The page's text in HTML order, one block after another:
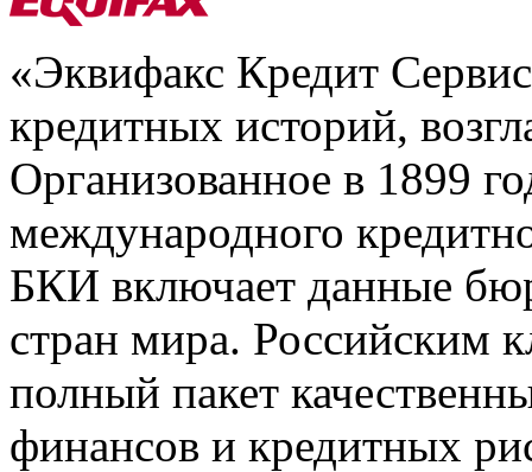
«Эквифакс Кредит
кредитных историй,
Организованное в 1899
международного
БКИ включает данные
стран мира. Российским
полный пакет
финансов и кредитных